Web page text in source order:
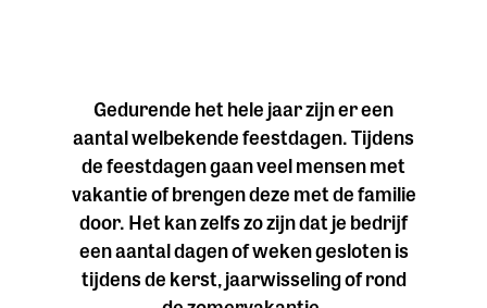
Gedurende het hele jaar zijn er een
aantal welbekende feestdagen. Tijdens
de feestdagen gaan veel mensen met
vakantie of brengen deze met de familie
door. Het kan zelfs zo zijn dat je bedrijf
een aantal dagen of weken gesloten is
tijdens de kerst, jaarwisseling of rond